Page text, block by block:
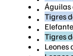
Águilas
Tigres
Tigres
Leones